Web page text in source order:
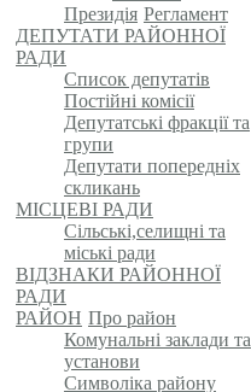
Президія Регламент
ДЕПУТАТИ РАЙОННОЇ
РАДИ
Список депутатів
Постійні комісії
Депутатські фракції та
групи
Депутати попередніх
скликань
МІСЦЕВІ РАДИ
Сільські,селищні та
міські ради
ВІДЗНАКИ РАЙОННОЇ
РАДИ
РАЙОН Про район
Комунальні заклади та
установи
Символіка району